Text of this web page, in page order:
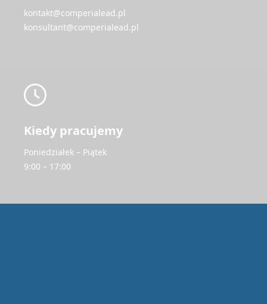
kontakt@comperialead.pl
konsultant@comperialead.pl
Kiedy pracujemy
Poniedziałek – Piątek
9:00 – 17:00